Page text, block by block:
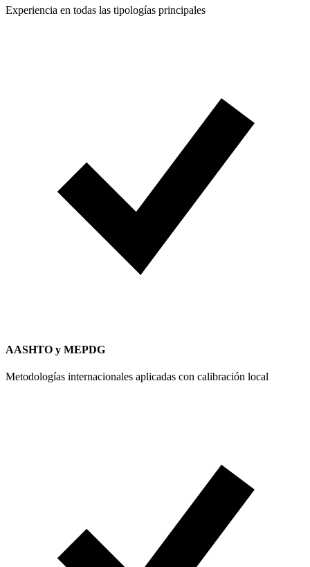
Experiencia en todas las tipologías principales
AASHTO y MEPDG
Metodologías internacionales aplicadas con calibración local